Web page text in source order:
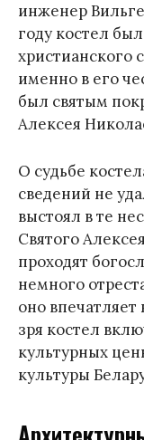
инженер
году костел
христианского
именно в его
был святым
Алексея
О судьбе
сведений не
выстоял в те
Святого
проходят
немного
оно
зря костел
культурных
культуры